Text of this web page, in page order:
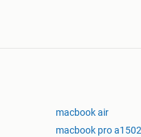
macbook air
macbook pro a1502